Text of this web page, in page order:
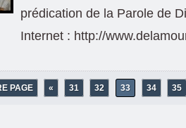
prédication de la Parole de
Internet : http://
PAGE « 31 32 33 34 35